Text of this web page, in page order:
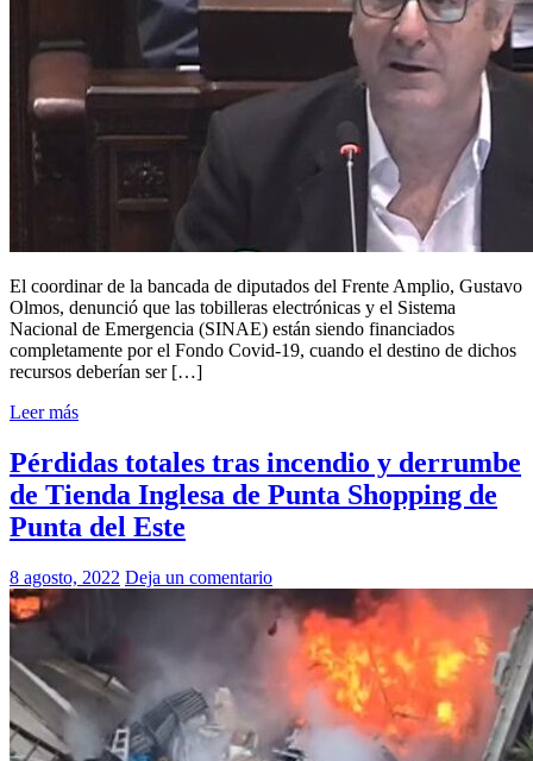
El coordinar de la bancada de diputados del Frente Amplio, Gustavo
Olmos, denunció que las tobilleras electrónicas y el Sistema
Nacional de Emergencia (SINAE) están siendo financiados
completamente por el Fondo Covid-19, cuando el destino de dichos
recursos deberían ser […]
Leer más
Pérdidas totales tras incendio y derrumbe
de Tienda Inglesa de Punta Shopping de
Punta del Este
8 agosto, 2022 Deja un comentario